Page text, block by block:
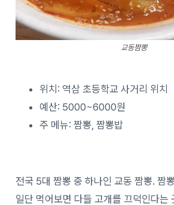
교동짬뽕
위치: 역삼 초등학교 사거리 위치
예산: 5000~6000원
주 메뉴: 짬뽕, 짬뽕밥
전국 5대 짬뽕 중 하나인 교동 짬뽕. 짬
일단 먹어보면 다들 고개를 끄덕인다는